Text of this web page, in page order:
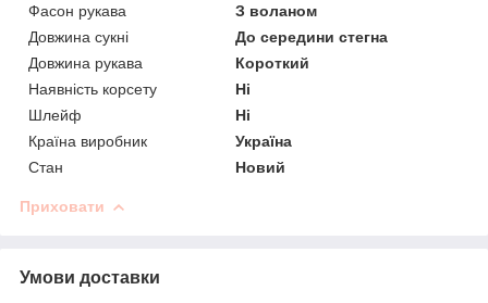
Фасон рукава
З воланом
Довжина сукні
До середини стегна
Довжина рукава
Короткий
Наявність корсету
Ні
Шлейф
Ні
Країна виробник
Україна
Стан
Новий
Приховати
Умови доставки